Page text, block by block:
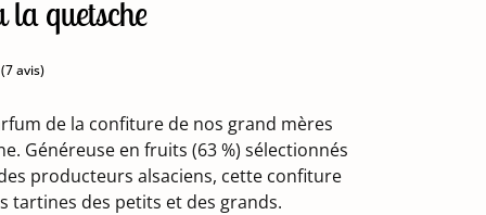
la quetsche
(7 avis)
de la confiture de nos grand mères
Généreuse en fruits (63 %) sélectionnés
producteurs alsaciens, cette confiture
tartines des petits et des grands.